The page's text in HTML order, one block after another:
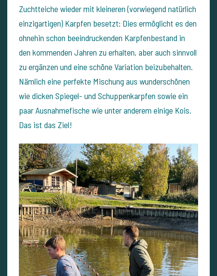
Zuchtteiche wieder mit kleineren (vorwiegend natürlich
einzigartigen) Karpfen besetzt: Dies ermöglicht es den
ohnehin schon beeindruckenden Karpfenbestand in
den kommenden Jahren zu erhalten, aber auch sinnvoll
zu ergänzen und eine schöne Variation beizubehalten.
Nämlich eine perfekte Mischung aus wunderschönen
wie dicken Spiegel- und Schuppenkarpfen sowie ein
paar Ausnahmefische wie unter anderem einige Kois.
Das ist das Ziel!